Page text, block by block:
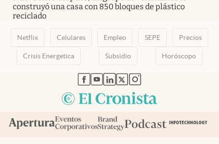
construyó una casa con 850 bloques de plástico
reciclado
Netflix Celulares Empleo SEPE Precios
Crisis Energetica Subsidio Horóscopo
abre en nueva pestaña
abre en nueva pestaña
abre en nueva pestaña
abre en nueva pestaña
abre en nueva pestaña